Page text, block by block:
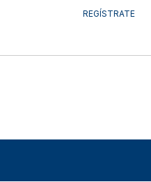
REGÍSTRATE